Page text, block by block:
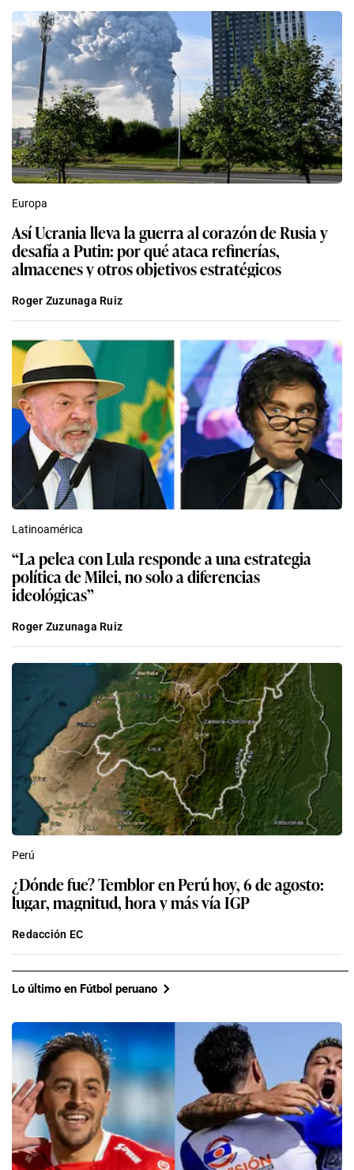
Europa
Así Ucrania lleva la guerra al corazón de Rusia y
desafía a Putin: por qué ataca refinerías,
almacenes y otros objetivos estratégicos
Roger Zuzunaga Ruiz
Latinoamérica
“La pelea con Lula responde a una estrategia
política de Milei, no solo a diferencias
ideológicas”
Roger Zuzunaga Ruiz
Perú
¿Dónde fue? Temblor en Perú hoy, 6 de agosto:
lugar, magnitud, hora y más vía IGP
Redacción EC
Lo último en Fútbol peruano